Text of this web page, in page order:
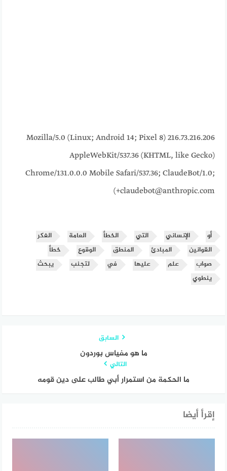
216.73.216.206 Mozilla/5.0 (Linux; Android 14; Pixel 8)
AppleWebKit/537.36 (KHTML, like Gecko)
Chrome/131.0.0.0 Mobile Safari/537.36; ClaudeBot/1.0;
+claudebot@anthropic.com)
أو الإنساني التي الخطأ العامة
الفكر
القوانين
المبادئ المنطق الوقوع
خطأ
صواب
علم عليها في لتجنب
يبحث
ينطوي
السابق
ما هو مفياس بوردون
التالي
ما الحكمة من استمرار أبي طالب على دين قومه
إقرأ أيضا